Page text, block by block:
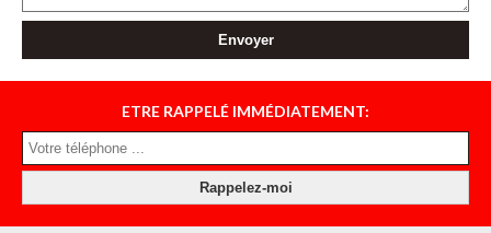
ETRE RAPPELÉ IMMÉDIATEMENT: